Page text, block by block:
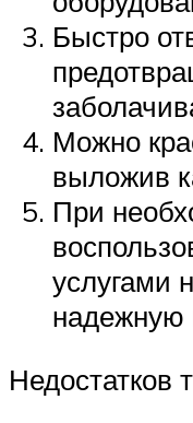
Быстро
Можно
выложив
При
услугами
надежную
Недостатков